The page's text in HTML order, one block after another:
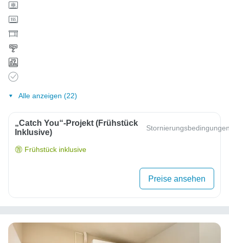
Alle anzeigen (22)
„Catch You“-Projekt (Frühstück
Inklusive)
Frühstück inklusive
Preise ansehen